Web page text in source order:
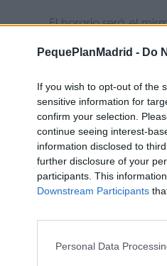
PequePlanMadrid - Do
If you wish to opt-out of the
sensitive information for
confirm your selection.
continue seeing interest-
information disclosed to
further disclosure of your
participants. This
Downstream Participants
Personal Data
El horario será el
Una celebración en
La llegada de
estreno de ‘Harry
Además, los fans
Max esta Navidad.
Para quienes